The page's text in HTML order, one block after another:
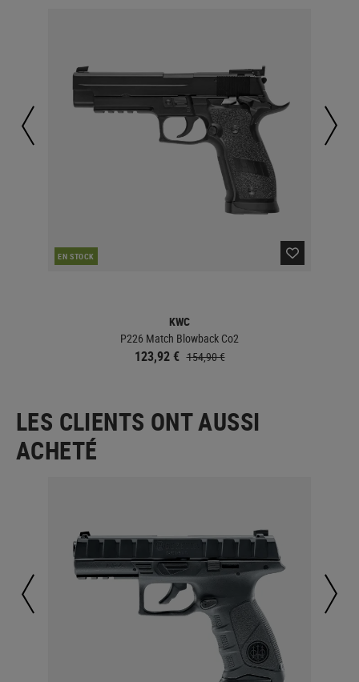
EN STOCK
KWC
P226 Match Blowback Co2
123,92 € 154,90 €
LES CLIENTS ONT AUSSI
ACHETÉ